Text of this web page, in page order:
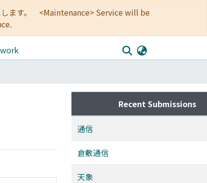
します。 <Maintenance> Service will be
Recent Submissions
通信
倉敷通信
天象